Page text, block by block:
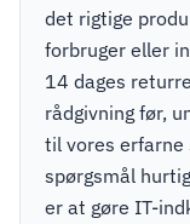
det rigtige
forbruger eller
14 dages
rådgivning før,
til vores erfarne
spørgsmål
er at gøre IT-